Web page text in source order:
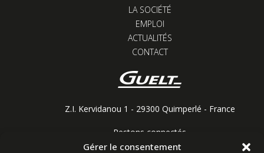
Gérer le consentement
LA SOCIÉTÉ
EMPLOI
ACTUALITÉS
CONTACT
Z.I. Kervidanou 1 - 29300 Quimperlé - France
Restons connectés